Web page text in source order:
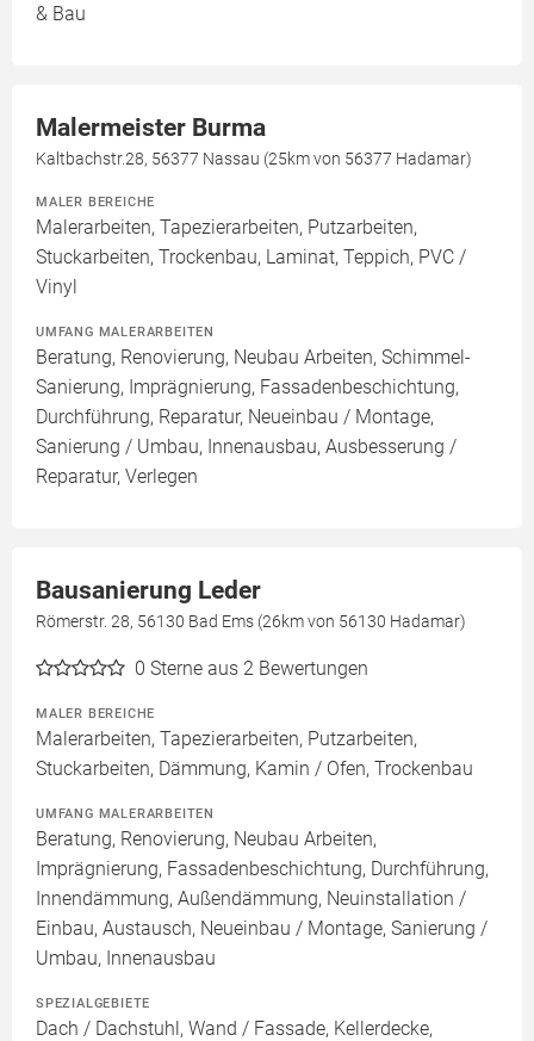
& Bau
Malermeister Burma
Kaltbachstr.28, 56377 Nassau (25km von 56377 Hadamar)
MALER BEREICHE
Malerarbeiten, Tapezierarbeiten, Putzarbeiten,
Stuckarbeiten, Trockenbau, Laminat, Teppich, PVC /
Vinyl
UMFANG MALERARBEITEN
Beratung, Renovierung, Neubau Arbeiten, Schimmel-
Sanierung, Imprägnierung, Fassadenbeschichtung,
Durchführung, Reparatur, Neueinbau / Montage,
Sanierung / Umbau, Innenausbau, Ausbesserung /
Reparatur, Verlegen
Bausanierung Leder
Römerstr. 28, 56130 Bad Ems (26km von 56130 Hadamar)
0 Sterne aus 2 Bewertungen
MALER BEREICHE
Malerarbeiten, Tapezierarbeiten, Putzarbeiten,
Stuckarbeiten, Dämmung, Kamin / Ofen, Trockenbau
UMFANG MALERARBEITEN
Beratung, Renovierung, Neubau Arbeiten,
Imprägnierung, Fassadenbeschichtung, Durchführung,
Innendämmung, Außendämmung, Neuinstallation /
Einbau, Austausch, Neueinbau / Montage, Sanierung /
Umbau, Innenausbau
SPEZIALGEBIETE
Dach / Dachstuhl, Wand / Fassade, Kellerdecke,